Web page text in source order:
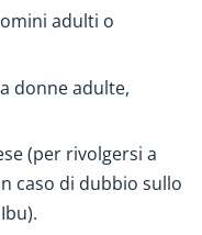
adulti o
donne adulte,
(per rivolgersi a
caso di dubbio sullo